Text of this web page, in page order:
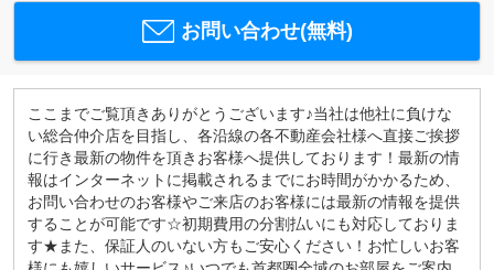
お問い合わせ(無料)
ここまでご覧頂きありがとうございます♪当社は他社に負けな
い総合仲介店を目指し、各沿線の各不動産会社様へ直接ご挨拶
に行き最新の物件を頂きお客様へ提供しております！最新の情
報はインターネットに掲載されるまでにお時間がかかるため、
お問い合わせのお客様やご来店のお客様には最新の情報を提供
することが可能です☆初期費用の分割払いにも対応しておりま
す★また、保証人のいない方もご安心ください！お忙しいお客